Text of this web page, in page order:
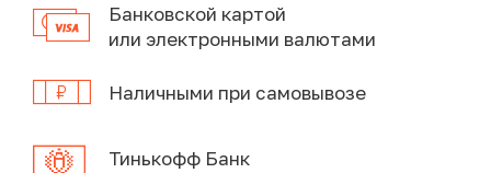
Банковской картой
или электронными валютами
Наличными при самовывозе
Тинькофф Банк